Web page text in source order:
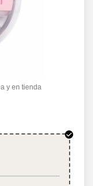
y en tienda